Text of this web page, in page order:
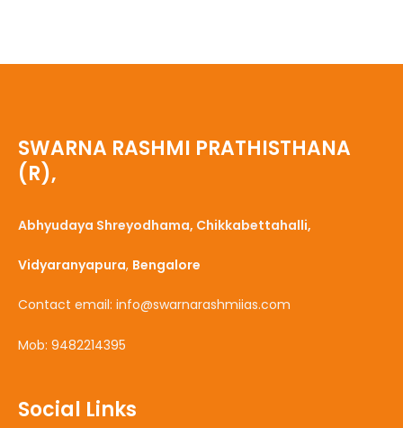
SWARNA RASHMI PRATHISTHANA
(R),
Abhyudaya Shreyodhama, Chikkabettahalli,
Vidyaranyapura, Bengalore
Contact email: info@swarnarashmiias.com
Mob: 9482214395
Social Links